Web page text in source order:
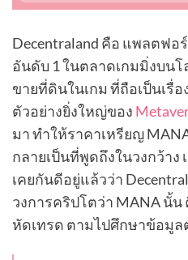
Decentraland คือ แพลตฟอ
อันดับ 1 ในตลาดเกมมิ่งบนโ
ขายที่ดินในเกม ที่ถือเป็นเรื่
ตัวอย่างยิ่งใหญ่ของ
มา ทำให้ราคาเหรียญ
กลายเป็นที่พูดถึงในวงกว้าง
เคยกันดีอยู่แล้วว่า
วงการคริปโตว่า MANA นั้
หัดเทรด ตามไปศึกษาข้อมูล